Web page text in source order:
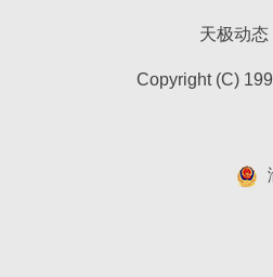
天极动态
Copyright (C)